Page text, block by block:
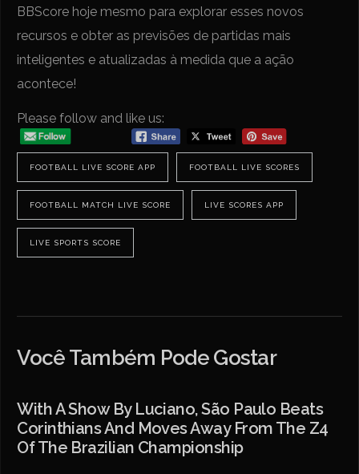
BBScore hoje mesmo para explorar esses novos
recursos e obter as previsões de partidas mais
inteligentes e atualizadas à medida que a ação
acontece!
Please follow and like us:
FOOTBALL LIVE SCORE APP FOOTBALL LIVE SCORES
FOOTBALL MATCH LIVE SCORE LIVE SCORES APP
LIVE SPORTS SCORE
Você Também Pode Gostar
With A Show By Luciano, São Paulo Beats
Corinthians And Moves Away From The Z4
Of The Brazilian Championship